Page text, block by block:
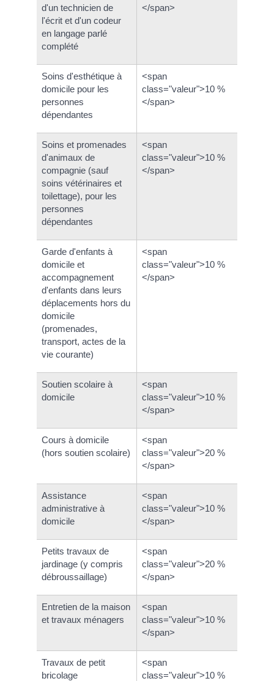
d'un technicien de
l'écrit et d'un codeur
en langage parlé
complété
</span>
Soins d'esthétique à
domicile pour les
personnes
dépendantes
<span
class="valeur">10 %
</span>
Soins et promenades
d'animaux de
compagnie (sauf
soins vétérinaires et
toilettage), pour les
personnes
dépendantes
<span
class="valeur">10 %
</span>
Garde d'enfants à
domicile et
accompagnement
d'enfants dans leurs
déplacements hors du
domicile
(promenades,
transport, actes de la
vie courante)
<span
class="valeur">10 %
</span>
Soutien scolaire à
domicile
<span
class="valeur">10 %
</span>
Cours à domicile
(hors soutien scolaire)
<span
class="valeur">20 %
</span>
Assistance
administrative à
domicile
<span
class="valeur">10 %
</span>
Petits travaux de
jardinage (y compris
débroussaillage)
<span
class="valeur">20 %
</span>
Entretien de la maison
et travaux ménagers
<span
class="valeur">10 %
</span>
Travaux de petit
bricolage
<span
class="valeur">10 %